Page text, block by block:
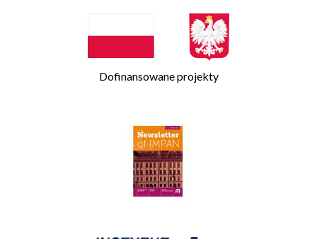
Dofinansowane projekty